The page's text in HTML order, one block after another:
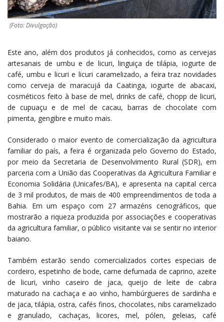
(Foto: Divulgação)
Este ano, além dos produtos já conhecidos, como as cervejas
artesanais de umbu e de licuri, linguiça de tilápia, iogurte de
café, umbu e licuri e licuri caramelizado, a feira traz novidades
como cerveja de maracujá da Caatinga, iogurte de abacaxi,
cosméticos feito à base de mel, drinks de café, chopp de licuri,
de cupuaçu e de mel de cacau, barras de chocolate com
pimenta, gengibre e muito mais.
Considerado o maior evento de comercialização da agricultura
familiar do país, a feira é organizada pelo Governo do Estado,
por meio da Secretaria de Desenvolvimento Rural (SDR), em
parceria com a União das Cooperativas da Agricultura Familiar e
Economia Solidária (Unicafes/BA), e apresenta na capital cerca
de 3 mil produtos, de mais de 400 empreendimentos de toda a
Bahia. Em um espaço com 27 armazéns cenográficos, que
mostrarão a riqueza produzida por associações e cooperativas
da agricultura familiar, o público visitante vai se sentir no interior
baiano.
Também estarão sendo comercializados cortes especiais de
cordeiro, espetinho de bode, carne defumada de caprino, azeite
de licuri, vinho caseiro de jaca, queijo de leite de cabra
maturado na cachaça e ao vinho, hambúrgueres de sardinha e
de jaca, tilápia, ostra, cafés finos, chocolates, nibs caramelizado
e granulado, cachaças, licores, mel, pólen, geleias, café